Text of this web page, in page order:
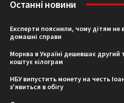
Останні новини
Експерти пояснили, чому дітям не
домашні справи
Морква в Україні дешевшає другий
коштує кілограм
НБУ випустить монету на честь
з'явиться в обігу